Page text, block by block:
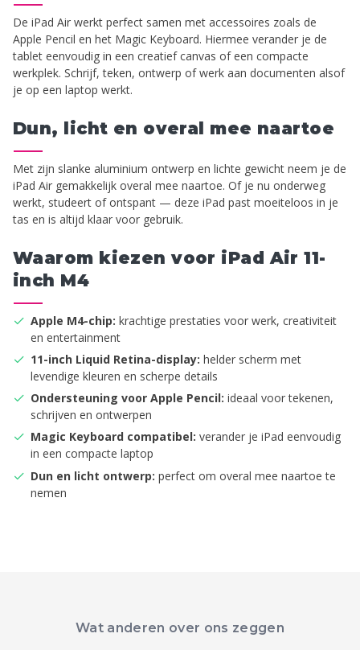
De iPad Air werkt perfect samen met accessoires zoals de
Apple Pencil en het Magic Keyboard. Hiermee verander je de
tablet eenvoudig in een creatief canvas of een compacte
werkplek. Schrijf, teken, ontwerp of werk aan documenten alsof
je op een laptop werkt.
Dun, licht en overal mee naartoe
Met zijn slanke aluminium ontwerp en lichte gewicht neem je de
iPad Air gemakkelijk overal mee naartoe. Of je nu onderweg
werkt, studeert of ontspant — deze iPad past moeiteloos in je
tas en is altijd klaar voor gebruik.
Waarom kiezen voor iPad Air 11-
inch M4
Apple M4-chip: krachtige prestaties voor werk, creativiteit
en entertainment
11-inch Liquid Retina-display: helder scherm met
levendige kleuren en scherpe details
Ondersteuning voor Apple Pencil: ideaal voor tekenen,
schrijven en ontwerpen
Magic Keyboard compatibel: verander je iPad eenvoudig
in een compacte laptop
Dun en licht ontwerp: perfect om overal mee naartoe te
nemen
Wat anderen over ons zeggen